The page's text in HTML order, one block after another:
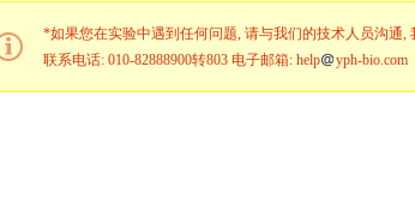
*如果您在实验中遇到任何问题, 请与我们的技术人员沟通,
联系电话: 010-82888900转803 电子邮箱: help
yph-bio.com